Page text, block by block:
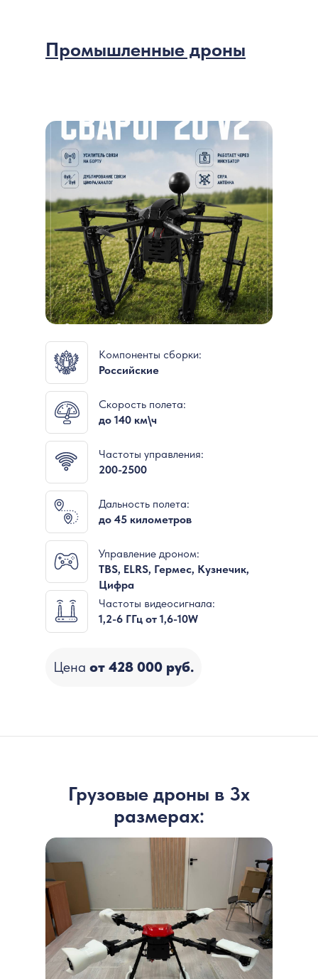
Промышленные дроны
Компоненты сборки:
Российские
Дальность полета:
до 45 километров
Скорость полета:
до 140 км\ч
Управление дроном:
TBS, ELRS, Гермес, Кузнечик,
Цифра
Частоты управления:
200-2500
Частоты видеосигнала:
1,2-6 ГГц от 1,6-10W
Цена от 428 000 руб.
Грузовые дроны в 3х
размерах: